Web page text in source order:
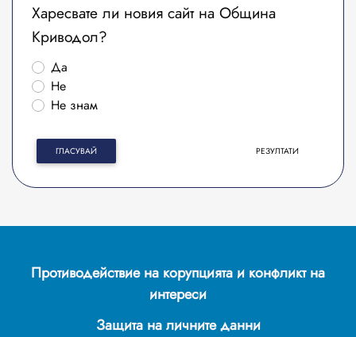
Харесвате ли новия сайт на Община
Криводол?
Да
Не
Не знам
ГЛАСУВАЙ РЕЗУЛТАТИ
Противодействие на корупцията и конфликт на
интереси
Защита на личните данни